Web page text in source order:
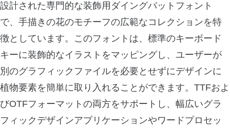
設計された専門的な装飾用ダイングバットフォント
で、手描きの花のモチーフの広範なコレクションを特
徴としています。このフォントは、標準のキーボード
キーに装飾的なイラストをマッピングし、ユーザーが
別のグラフィックファイルを必要とせずにデザインに
植物要素を簡単に取り入れることができます。TTFおよ
びOTFフォーマットの両方をサポートし、幅広いグラ
フィックデザインアプリケーションやワードプロセッ